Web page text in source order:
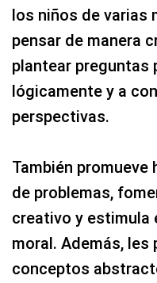
los niños de varias
pensar de manera
plantear preguntas
lógicamente y a
perspectivas.
También
de problemas,
creativo y estimula
moral. Además, les
conceptos